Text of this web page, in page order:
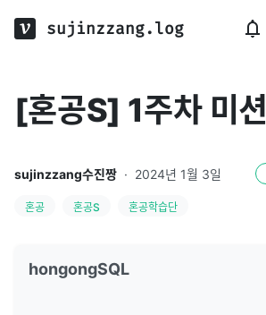
sujinzzang.log
[혼공S] 1주차 미션
sujinzzang수진짱 · 2024년 1월 3일
혼공 혼공S 혼공학습단
hongongSQL